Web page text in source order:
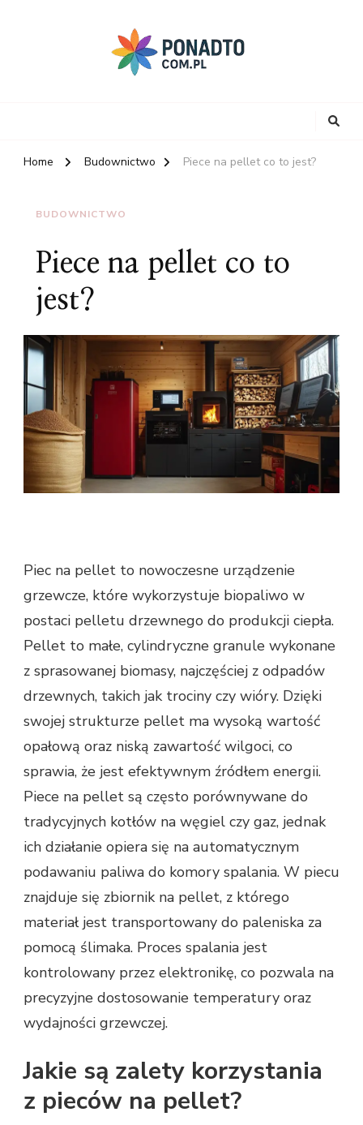
Home Budownictwo Piece na pellet co to jest?
BUDOWNICTWO
Piece na pellet co to
jest?
Piec na pellet to nowoczesne urządzenie
grzewcze, które wykorzystuje biopaliwo w
postaci pelletu drzewnego do produkcji ciepła.
Pellet to małe, cylindryczne granule wykonane
z sprasowanej biomasy, najczęściej z odpadów
drzewnych, takich jak trociny czy wióry. Dzięki
swojej strukturze pellet ma wysoką wartość
opałową oraz niską zawartość wilgoci, co
sprawia, że jest efektywnym źródłem energii.
Piece na pellet są często porównywane do
tradycyjnych kotłów na węgiel czy gaz, jednak
ich działanie opiera się na automatycznym
podawaniu paliwa do komory spalania. W piecu
znajduje się zbiornik na pellet, z którego
materiał jest transportowany do paleniska za
pomocą ślimaka. Proces spalania jest
kontrolowany przez elektronikę, co pozwala na
precyzyjne dostosowanie temperatury oraz
wydajności grzewczej.
Jakie są zalety korzystania
z pieców na pellet?